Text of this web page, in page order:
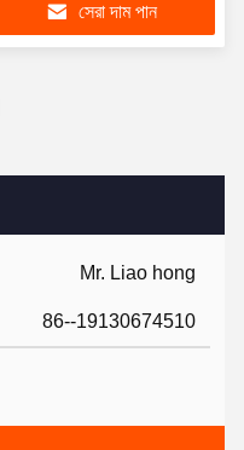
Mr. Liao hong
86--19130674510
সেরা দাম পান